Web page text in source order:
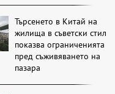
Търсенето в Китай на
жилища в съветски стил
показва ограниченията
пред съживяването на
пазара